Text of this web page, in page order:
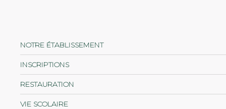
NOTRE ÉTABLISSEMENT
INSCRIPTIONS
RESTAURATION
VIE SCOLAIRE